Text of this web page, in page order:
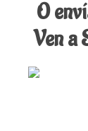
O
Ven a